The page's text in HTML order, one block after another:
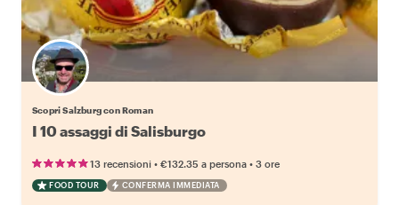
Scopri Salzburg con Roman
I 10 assaggi di Salisburgo
13 recensioni • €132.35 a persona • 3 ore
FOOD TOUR CONFERMA IMMEDIATA